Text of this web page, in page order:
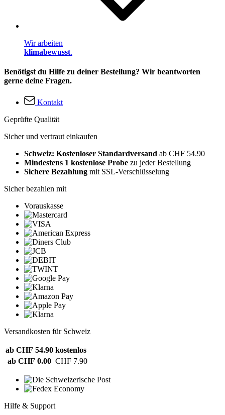
Wir arbeiten
klimabewusst.
Benötigst du Hilfe zu deiner Bestellung? Wir beantworten
gerne deine Fragen.
Kontakt
Geprüfte Qualität
Sicher und vertraut einkaufen
Schweiz: Kostenloser Standardversand ab CHF 54.90
Mindestens 1 kostenlose Probe zu jeder Bestellung
Sichere Bezahlung mit SSL-Verschlüsselung
Sicher bezahlen mit
Vorauskasse
Versandkosten für Schweiz
ab CHF 54.90 kostenlos
ab CHF 0.00 CHF 7.90
Hilfe & Support